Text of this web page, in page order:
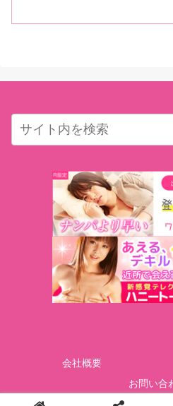
男の人では5人目で初めてイケまし
会社概要
お問い合